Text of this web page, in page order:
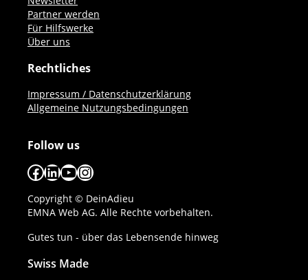
Partner werden
Für Hilfswerke
Über uns
Rechtliches
Impressum / Datenschutzerklärung
Allgemeine Nutzungsbedingungen
Follow us
Facebook
LinkedIn
YouTube
Instagram
Copyright © DeinAdieu
EMNA Web AG. Alle Rechte vorbehalten.
Gutes tun - über das Lebensende hinweg
Swiss Made